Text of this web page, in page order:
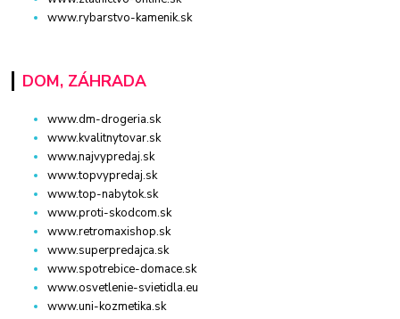
www.rybarstvo-kamenik.sk
DOM, ZÁHRADA
www.dm-drogeria.sk
www.kvalitnytovar.sk
www.najvypredaj.sk
www.topvypredaj.sk
www.top-nabytok.sk
www.proti-skodcom.sk
www.retromaxishop.sk
www.superpredajca.sk
www.spotrebice-domace.sk
www.osvetlenie-svietidla.eu
www.uni-kozmetika.sk